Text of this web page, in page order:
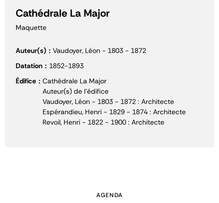
Cathédrale La Major
Maquette
Auteur(s)
Vaudoyer, Léon - 1803 - 1872
Datation
1852-1893
Édifice
Cathédrale La Major
Auteur(s) de l'édifice
Vaudoyer, Léon - 1803 - 1872 : Architecte
Espérandieu, Henri - 1829 - 1874 : Architecte
Revoil, Henri - 1822 - 1900 : Architecte
AGENDA